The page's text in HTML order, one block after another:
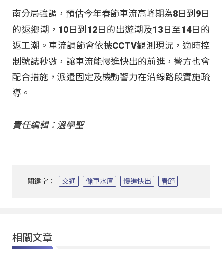
南分局強調，預估今年春節車流高峰期為8日到9日
的返鄉潮，10日到12日的出遊潮及13日至14日的
返工潮。車流調節會依據CCTV觀測現況，適時控
制號誌秒數，讓車流能慢進快出的前進，警方也會
配合措施，派遣固定及機動警力在沿線路段實施疏
導。
責任編輯：溫學聖
關鍵字： 交通 儲車水庫 慢進快出 春節
相關文章